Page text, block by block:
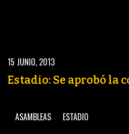
15 JUNIO, 2013
Estadio: Se aprobó la
ASAMBLEAS ESTADIO